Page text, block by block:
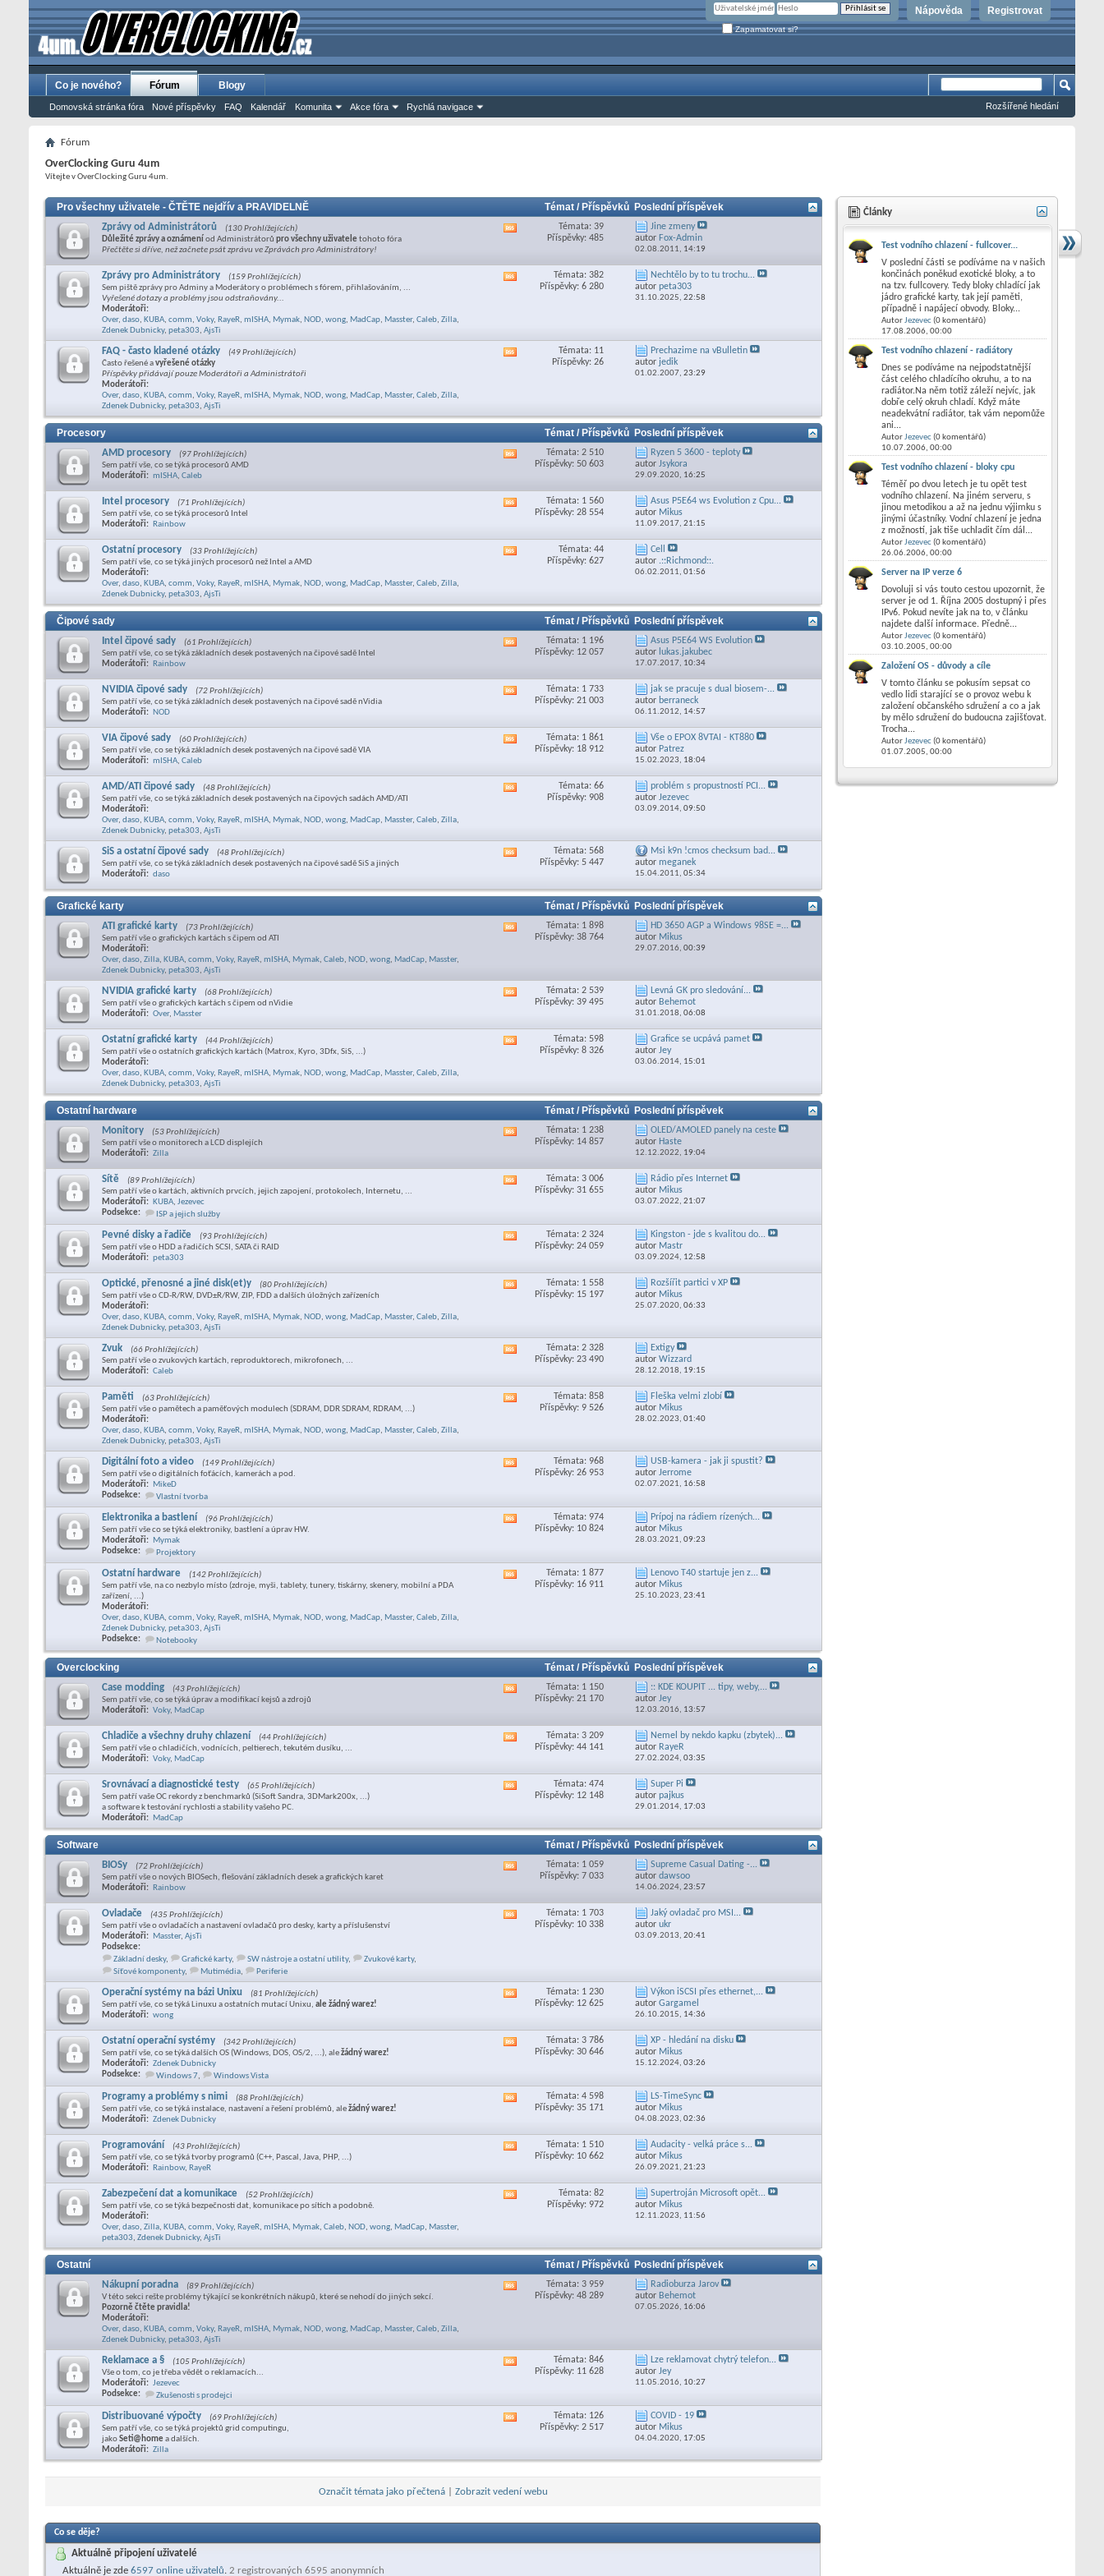
Registrovat
Nápověda
Zapamatovat si?
Co je nového? Fórum
Domovská stránka fóra Nové příspěvky FAQ Kalendář Komunita Akce fóra Rychlá navigace
Blogy
Rozšířené hledání
Fórum
OverClocking Guru 4um
Vítejte v OverClocking Guru 4um.
Pro všechny uživatele - ČTĚTE nejdřív a PRAVIDELNĚ Témat / Příspěvků Poslední příspěvek
Zprávy od Administrátorů
(130 Prohlížejících)
Důležité zprávy a oznámení od Administrátorů pro všechny uživateletohoto fóra
Přečtěte si dříve, než začnete psát zprávu ve Zprávách pro Administrátory!
této
Témata: 39
Příspěvky: 485
Jine zmeny
autor Fox-Admin
02.08.2011, 14:19
Zprávy pro Administrátory
(159 Prohlížejících)
Sem piště zprávy pro Adminy a Moderátory o problémech s fórem, přihlašováním, ...
Vyřešené dotazy a problémy jsou odstraňovány...
Moderátoři:
Over, daso, KUBA, comm, Voky, RayeR, mISHA, Mymak, NOD, wong, MadCap, Masster, Caleb, Zilla,
Zdenek Dubnicky, peta303, AjsTi
Témata: 382
Příspěvky: 6 280
Nechtělo by to tu trochu...
autorpeta303
31.10.2025,22:58
FAQ - často kladené otázky
(49 Prohlížejících)
Často řešené avyřešené otázky
Příspěvky přidávají pouze Moderátoři a Administrátoři
Moderátoři:
Over, daso, KUBA, comm, Voky, RayeR, mISHA, Mymak, NOD, wong, MadCap, Masster, Caleb, Zilla,
Zdenek Dubnicky, peta303, AjsTi
Témata: 11
Příspěvky: 26
Prechazime na vBulletin
autor jedik
01.02.2007,23:29
Procesory Témat / Příspěvků Poslední příspěvek
AMD procesory
(97 Prohlížejících)
Sem patří vše, co se týká procesorů AMD
Moderátoři: mISHA, Caleb
Zobrazit
této
Témata: 2 510
Příspěvky: 50 603
Ryzen 5 3600 - teploty
autorJsykora
29.09.2020, 16:25
Intel procesory
(71 Prohlížejících)
Sem patří vše, co se týká procesorů Intel
Moderátoři: Rainbow
Zobrazit
této
Témata: 1 560
Příspěvky: 28 554
Asus P5E64 ws Evolution z Cpu...
autor Mikus
11.09.2017,21:15
Ostatní procesory
(33 Prohlížejících)
Sem patří vše, co se týká jiných procesorů než Intel a AMD
Moderátoři:
Over, daso, KUBA, comm, Voky, RayeR, mISHA, Mymak, NOD, wong, MadCap, Masster, Caleb, Zilla,
Zdenek Dubnicky, peta303, AjsTi
sekce
Témata: 44
Příspěvky: 627
Cell
autor .::Richmond::.
06.02.2011,01:56
Čipové sady Témat / Příspěvků Poslední příspěvek
Intel čipové sady
(61 Prohlížejících)
Sem patří vše, co se týká základních desek postavených na čipové sadě Intel
Moderátoři: Rainbow
Zobrazit
této
Témata: 1 196
Příspěvky: 12 057
Asus P5E64 WS Evolution
autor lukas.jakubec
17.07.2017, 10:34
NVIDIA čipové sady
(72 Prohlížejících)
Sem patří vše, co se týká základních desek postavených na čipové sadě nVidia
Moderátoři: NOD
Zobrazit
této
Témata: 1 733
Příspěvky: 21 003
jak se pracuje s dual biosem-...
autor berraneck
06.11.2012, 14:57
VIA čipové sady
(60 Prohlížejících)
Sem patří vše, co se týká základních desek postavených na čipové sadě VIA
Moderátoři: mISHA, Caleb
Zobrazit
této
Témata: 1 861
Příspěvky: 18 912
Vše o EPOX 8VTAI - KT880
autor Patrez
15.02.2023, 18:04
AMD/ATI čipové sady
(48 Prohlížejících)
Sem patří vše, co se týká základních desek postavených na čipových sadách AMD/ATI
Moderátoři:
Over, daso, KUBA, comm, Voky, RayeR, mISHA, Mymak, NOD, wong, MadCap, Masster, Caleb, Zilla,
Zdenek Dubnicky, peta303, AjsTi
sekce
Témata: 66
Příspěvky: 908
problém s propustností PCI...
autorJezevec
03.09.2014,09:50
SiS a ostatní čipové sady
(48 Prohlížejících)
Sem patří vše, co se týká základních desek postavených na čipové sadě SiS a jiných
Moderátoři: daso
této
Témata: 568
Příspěvky: 5 447
Msi k9n !cmos checksum bad...
autormeganek
15.04.2011,05:34
Grafické karty Témat / Příspěvků Poslední příspěvek
ATI grafické karty
(73 Prohlížejících)
Sem patří vše o grafických kartách s čipem od ATI
Moderátoři:
Over, daso, Zilla, KUBA, comm, Voky, RayeR, mISHA, Mymak, Caleb, NOD, wong, MadCap, Masster,
Zdenek Dubnicky, peta303, AjsTi
ZobrazitTémata: 1 898
Příspěvky: 38 764
HD 3650 AGP a Windows 98SE =...
autor Mikus
29.07.2016,00:39
NVIDIA grafické karty
(68 Prohlížejících)
Sem patří vše o grafických kartách s čipem od nVidie
Moderátoři: Over, Masster
Zobrazit
této
Témata: 2 539
Příspěvky: 39 495
Levná GK pro sledování...
autor Behemot
31.01.2018,06:08
Ostatní grafické karty
(44 Prohlížejících)
Sem patří vše o ostatních grafických kartách (Matrox, Kyro, 3Dfx, SiS, ...)
Moderátoři:
Over, daso, KUBA, comm, Voky, RayeR, mISHA, Mymak, NOD, wong, MadCap, Masster, Caleb, Zilla,
Zdenek Dubnicky, peta303, AjsTi
sekce
Témata: 598
Příspěvky: 8 326
Grafice se ucpává pamet
autorJey
03.06.2014, 15:01
Ostatní hardware Témat / Příspěvků Poslední příspěvek
Monitory
(53 Prohlížejících)
Sem patří vše o monitorech a LCD displejích
Moderátoři: Zilla
Zobrazit
této
Témata: 1 238
Příspěvky: 14 857
OLED/AMOLED panely na ceste
autor Haste
12.12.2022, 19:04
Sítě
(89 Prohlížejících)
Sem patří vše o kartách, aktivních prvcích, jejich zapojení, protokolech, Internetu, ...
Moderátoři: KUBA, Jezevec
Podsekce:
ISP a jejich služby
ZobrazitTémata: 3 006
Příspěvky: 31 655
Rádio přes Internet
autor Mikus
03.07.2022,21:07
Pevné disky a řadiče
(93 Prohlížejících)
Sem patří vše o HDD a řadičích SCSI, SATA či RAID
Moderátoři: peta303
Zobrazit
této
Témata: 2 324
Příspěvky: 24 059
Kingston - jde s kvalitou do...
autor Mastr
03.09.2024, 12:58
Optické, přenosné a jiné disk(et)y
(80 Prohlížejících)
Sem patří vše o CD-R/RW, DVD±R/RW, ZIP, FDD a dalších úložných zařízeních
Moderátoři:
Over, daso, KUBA, comm, Voky, RayeR, mISHA, Mymak, NOD, wong, MadCap, Masster, Caleb, Zilla,
Zdenek Dubnicky, peta303, AjsTi
Zobrazit
sekce
Témata: 1 558
Příspěvky: 15 197
Rozšířit partici v XP
autor Mikus
25.07.2020,06:33
Zvuk
(66 Prohlížejících)
Sem patří vše o zvukových kartách, reproduktorech, mikrofonech, ...
Moderátoři: Caleb
Zobrazit
této
Témata: 2 328
Příspěvky: 23 490
Extigy
autorWizzard
28.12.2018, 19:15
Paměti
(63 Prohlížejících)
Sem patří vše o pamětech a paměťových modulech (SDRAM, DDR SDRAM, RDRAM, ...)
Moderátoři:
Over, daso, KUBA, comm, Voky, RayeR, mISHA, Mymak, NOD, wong, MadCap, Masster, Caleb, Zilla,
Zdenek Dubnicky, peta303, AjsTi
sekce
Témata: 858
Příspěvky: 9 526
Fleška velmi zlobí
autor Mikus
28.02.2023,01:40
Digitální foto a video
(149 Prohlížejících)
Sem patří vše o digitálních foťácích, kamerách a pod.
Moderátoři: MikeD
Podsekce:
Vlastní tvorba
Témata: 968
Příspěvky: 26 953
USB-kamera - jak ji spustit?
autorJerrome
02.07.2021, 16:58
Elektronika a bastlení
(96 Prohlížejících)
Sem patří vše co se týká elektroniky, bastlení a úprav HW.
Moderátoři: Mymak
Podsekce:
Projektory
Témata: 974
Příspěvky: 10 824
Prípoj na rádiem rízených...
autor Mikus
28.03.2021,09:23
Ostatní hardware
(142 Prohlížejících)
Sem patří vše, na co nezbylo místo (zdroje, myši, tablety, tunery, tiskárny, skenery, mobilní a PDA
zařízení, ...)
Moderátoři:
Over, daso, KUBA, comm, Voky, RayeR, mISHA, Mymak, NOD, wong, MadCap, Masster, Caleb, Zilla,
Zdenek Dubnicky, peta303, AjsTi
Podsekce:
Notebooky
ZobrazitTémata: 1 877
Příspěvky: 16 911
Lenovo T40 startuje jen z...
autor Mikus
25.10.2023,23:41
Overclocking Témat / Příspěvků Poslední příspěvek
Case modding
(43 Prohlížejících)
Sem patří vše, co se týká úprav a modifikací kejsů a zdrojů
Moderátoři: Voky, MadCap
Zobrazit
této
Témata: 1 150
Příspěvky: 21 170
:: KDE KOUPIT ... tipy, weby,...
autorJey
12.03.2016, 13:57
Chladiče a všechny druhy chlazení
(44 Prohlížejících)
Sem patří vše o chladičích, vodnících, peltierech, tekutém dusíku, ...
Moderátoři: Voky, MadCap
Zobrazit
této
Témata: 3 209
Příspěvky: 44 141
Nemel by nekdo kapku (zbytek)...
autor RayeR
27.02.2024,03:35
Srovnávací a diagnostické testy
(65 Prohlížejících)
Sem patří vaše OC rekordy z benchmarků (SiSoft Sandra, 3DMark200x, ...)
a software k testování rychlosti a stability vašeho PC.
Moderátoři: MadCap
sekce
Témata: 474
Příspěvky: 12 148
Super Pi
autorpajkus
29.01.2014, 17:03
Software Témat / Příspěvků Poslední příspěvek
BIOSy
(72 Prohlížejících)
Sem patří vše o nových BIOSech, flešování základních desek a grafických karet
Moderátoři: Rainbow
Zobrazit
této
Témata: 1 059
Příspěvky: 7 033
Supreme Сasual Dating -...
autordawsoo
14.06.2024,23:57
Ovladače
(435 Prohlížejících)
Sem patří vše o ovladačích a nastavení ovladačů pro desky, karty a příslušenství
Moderátoři: Masster, AjsTi
Podsekce:
Základní desky, Grafické karty, SW nástroje a ostatní utility, Zvukové karty,
Síťové komponenty, Mutimédia, Periferie
ZobrazitTémata: 1 703
Příspěvky: 10 338
Jaký ovladač pro MSI...
autorukr
03.09.2013,20:41
Operační systémy na bázi Unixu
(81 Prohlížejících)
Sem patří vše, co se týká Linuxu a ostatních mutací Unixu, ale žádný warez!
Moderátoři: wong
Zobrazit
této
Témata: 1 230
Příspěvky: 12 625
Výkon iSCSI přes ethernet,...
autorGargamel
26.10.2015, 14:36
Ostatní operační systémy
(342 Prohlížejících)
Sem patří vše, co se týká dalších OS (Windows, DOS, OS/2, ...), aležádný warez!
Moderátoři: Zdenek Dubnicky
Podsekce:
Windows 7, Windows Vista
ZobrazitTémata: 3 786
Příspěvky: 30 646
XP - hledání na disku
autor Mikus
15.12.2024,03:26
Programy a problémy s nimi
(88 Prohlížejících)
Sem patří vše, co se týká instalace, nastavení a řešení problémů, aležádný warez!
Moderátoři: Zdenek Dubnicky
Zobrazit
této
Témata: 4 598
Příspěvky: 35 171
LS-TimeSync
autor Mikus
04.08.2023,02:36
Programování
(43 Prohlížejících)
Sem patří vše, co se týká tvorby programů (C++, Pascal, Java, PHP, ...)
Moderátoři: Rainbow, RayeR
Zobrazit
této
Témata: 1 510
Příspěvky: 10 662
Audacity - velká práce s...
autor Mikus
26.09.2021,21:23
Zabezpečení dat a komunikace
(52 Prohlížejících)
Sem patří vše, co se týká bezpečnosti dat, komunikace po sítích a podobně.
Moderátoři:
Over, daso, Zilla, KUBA, comm, Voky, RayeR, mISHA, Mymak, Caleb, NOD, wong, MadCap, Masster,
peta303, Zdenek Dubnicky, AjsTi
sekce
Témata: 82
Příspěvky: 972
Supertroján Microsoft opět...
autor Mikus
12.11.2023, 11:56
Ostatní Témat / Příspěvků Poslední příspěvek
Nákupní poradna
(89 Prohlížejících)
V této sekci rešte problémy týkající se konkrétních nákupů, které se nehodí do jiných sekcí.
Pozorně čtěte pravidla!
Moderátoři:
Over, daso, KUBA, comm, Voky, RayeR, mISHA, Mymak, NOD, wong, MadCap, Masster, Caleb, Zilla,
Zdenek Dubnicky, peta303, AjsTi
ZobrazitTémata: 3 959
Příspěvky: 48 289
Radioburza Jarov
autor Behemot
07.05.2026, 16:06
Reklamace a §
(105 Prohlížejících)
Vše o tom, co je třeba vědět o reklamacích...
Moderátoři: Jezevec
Podsekce:
Zkušenosti s prodejci
Témata: 846
Příspěvky: 11 628
Lze reklamovat chytrý telefon...
autorJey
11.05.2016, 10:27
Distribuované výpočty
(69 Prohlížejících)
Sem patří vše, co se týká projektů grid computingu,
jakoSeti@homea dalších.
Moderátoři: Zilla
Témata: 126
Příspěvky: 2 517
COVID - 19
autor Mikus
04.04.2020, 17:05
Označit témata jako přečtená| Zobrazit vedení webu
Co se děje?
Aktuálně připojení uživatelé
Aktuálně je zde 6597 online uživatelů. 2 registrovaných 6595 anonymních
Články
Test vodního chlazení - fullcover...
V poslední části se podíváme na v našich
končinách poněkud exotické bloky, a to
na tzv. fullcovery. Tedy bloky chladící jak
jádro grafické karty, tak její paměti,
případně i napájecí obvody. Bloky...
AutorJezevec(0 komentářů)
17.08.2006, 00:00
Test vodního chlazení - radiátory
Dnes se podíváme na nejpodstatnější
část celého chladícího okruhu, a to na
radiátor.Na něm totiž záleží nejvíc, jak
dobře celý okruh chladí. Když máte
neadekvátní radiátor, tak vám nepomůže
ani...
AutorJezevec(0 komentářů)
10.07.2006, 00:00
Test vodního chlazení - bloky cpu
Téměř po dvou letech je tu opět test
vodního chlazení. Na jiném serveru, s
jinou metodikou a až na jednu výjimku s
jinými účastníky. Vodní chlazení je jedna
z možností, jak tiše uchladit čím dál...
AutorJezevec(0 komentářů)
26.06.2006, 00:00
Server na IP verze 6
Dovoluji si vás touto cestou upozornit, že
server je od 1. Října 2005 dostupný i přes
IPv6. Pokud nevíte jak na to, v článku
najdete další informace. Předně...
AutorJezevec(0 komentářů)
03.10.2005, 00:00
Založení OS - důvody a cíle
V tomto článku se pokusím sepsat co
vedlo lidi starající se o provoz webu k
založení občanského sdružení a co a jak
by mělo sdružení do budoucna zajišťovat.
Trocha...
AutorJezevec(0 komentářů)
01.07.2005, 00:00